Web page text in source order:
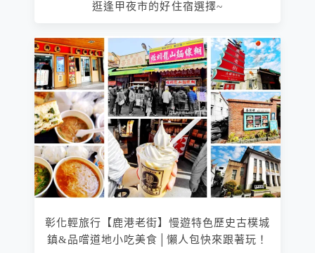
逛逢甲夜市的好住宿選擇~
彰化輕旅行【鹿港老街】慢遊特色歷史古樸城
鎮&品嚐道地小吃美食│懶人包快來跟著玩！